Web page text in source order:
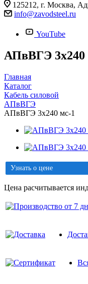
125212, г. Москва,
info@zavodsteel.ru
YouTube
АПвВГЭ 3х240
Главная
Каталог
Кабель силовой
АПвВГЭ
АПвВГЭ 3х240 мс-1
Узнать о цене
Цена расчитывается